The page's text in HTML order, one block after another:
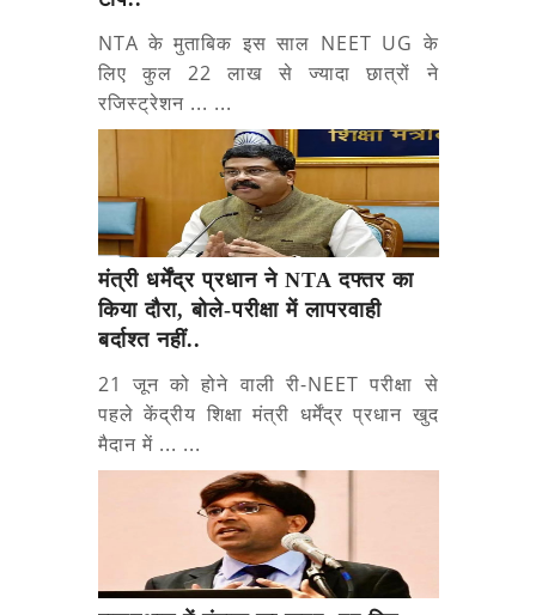
NTA के मुताबिक इस साल NEET UG के
लिए कुल 22 लाख से ज्यादा छात्रों ने
रजिस्ट्रेशन ... ...
मंत्री धर्मेंद्र प्रधान ने NTA दफ्तर का
किया दौरा, बोले-परीक्षा में लापरवाही
बर्दाश्त नहीं..
21 जून को होने वाली री-NEET परीक्षा से
पहले केंद्रीय शिक्षा मंत्री धर्मेंद्र प्रधान खुद
मैदान में ... ...